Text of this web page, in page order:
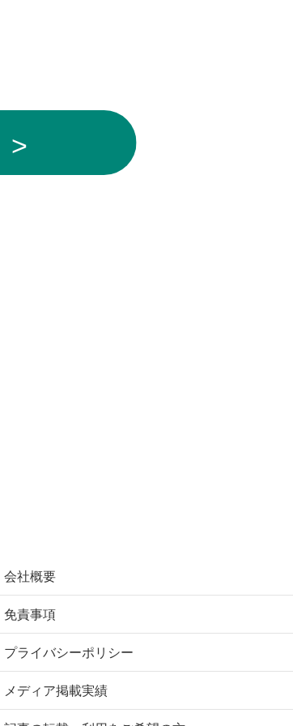
会社概要
免責事項
プライバシーポリシー
メディア掲載実績